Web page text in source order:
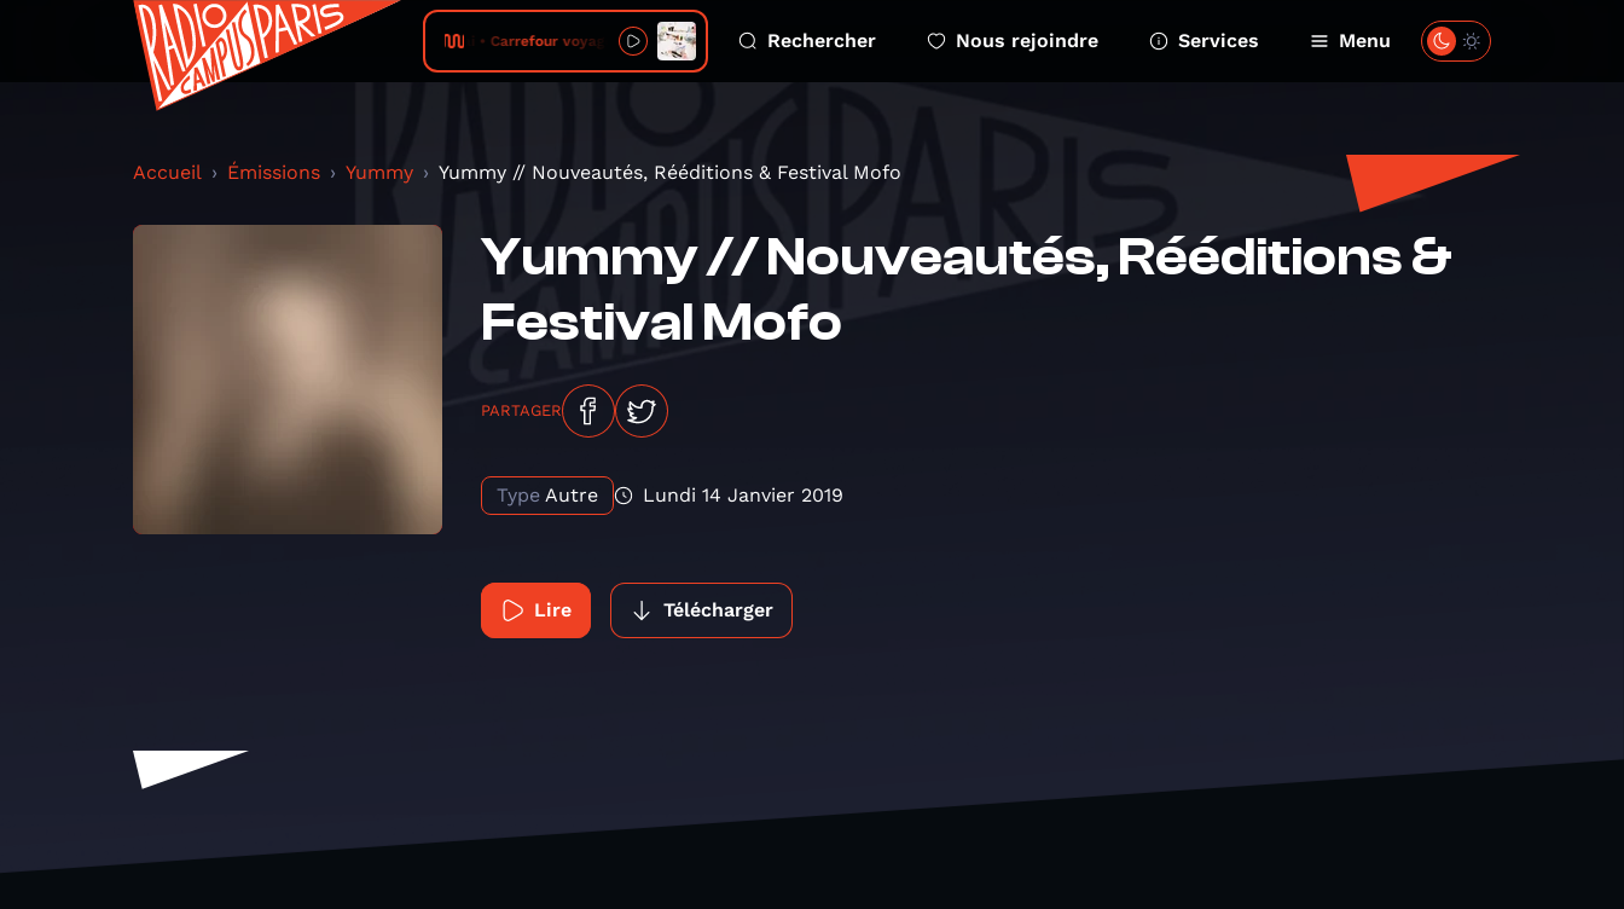
Zonmai • Carrefour voyage Rechercher Nous rejoindre Services Menu
Accueil Émissions Yummy Yummy // Nouveautés, Rééditions & Festival Mofo
Yummy // Nouveautés, Rééditions &
Festival Mofo
PARTAGER
Type Autre Lundi 14 Janvier 2019
Lire Télécharger